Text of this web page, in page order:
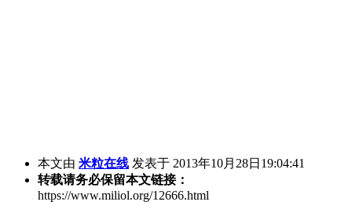
本文由 米粒在线 发表于 2013年10月28日19:04:41
转载请务必保留本文链接：
https://www.miliol.org/12666.html